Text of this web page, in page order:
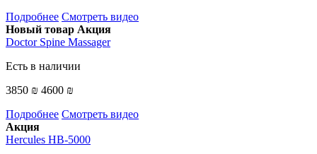
Подробнее Смотреть видео
Новый товар Акция
Doctor Spine Massager
Есть в наличии
3850 ₪ 4600 ₪
Подробнее Смотреть видео
Акция
Hercules HB-5000